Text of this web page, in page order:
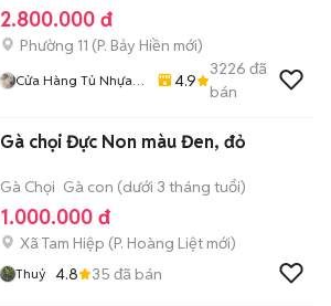
2.800.000 đ
Phường 11 (P. Bảy Hiền mới)
Cửa Hàng Tủ Nhựa
4.9
3226 đã
bán
Gà chọi Đực Non màu Đen, đỏ
Gà Chọi Gà con (dưới 3 tháng tuổi)
1.000.000 đ
Xã Tam Hiệp (P. Hoàng Liệt mới)
Thuỷ 4.8 35 đã bán